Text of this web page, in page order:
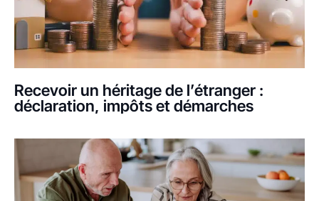
Recevoir un héritage de l’étranger :
déclaration, impôts et démarches